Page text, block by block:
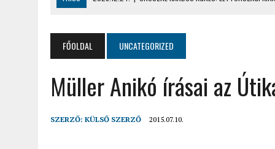
2022.12.21.
2022.12.11. | OROSZNÉ KARDOS ÁGNES, OROSZ JÓZSEF: MOLDOVAI
2022.03.08.
GYŐRFFY GYULA – A VILÁG LEGSZEBB SZIGETEI I. –
2022.02.26.
GÁL ZOLTÁN GYÖRGY: AZ ŐSZI JAPÁN A HEGYEKET
2022.02.24. | LIGETI ZSUZSA: DÉLNYUGATI SZOMSZÉDOLÁS –
FŐOLDAL UNCATEGORIZED
Müller Anikó írásai az
SZERZŐ: KÜLSŐ SZERZŐ 2015.07.10.